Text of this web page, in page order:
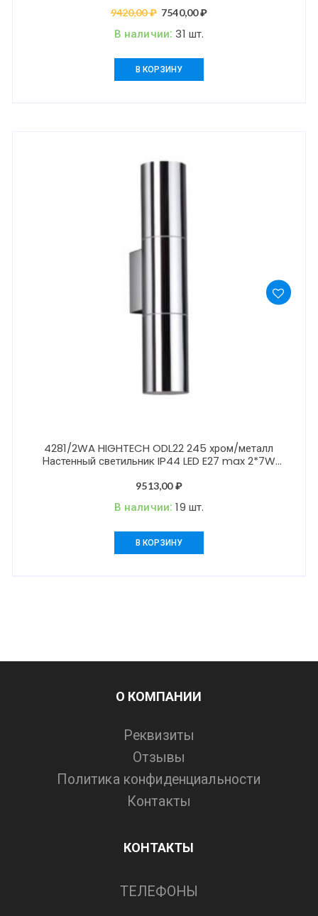
9420,00₽ Первоначальная
цена
9420,00 ₽.
7540,00₽Текущая
В наличии:31 шт.
В КОРЗИНУ
4281/2WA HIGHTECH ODL22 245 хром/металл
Настенный светильник IP44 LED E27 max 2*7W
9513,00₽
В наличии:19 шт.
В КОРЗИНУ
О КОМПАНИИ
Реквизиты
Отзывы
Политика конфиденциальности
Контакты
КОНТАКТЫ
ТЕЛЕФОНЫ